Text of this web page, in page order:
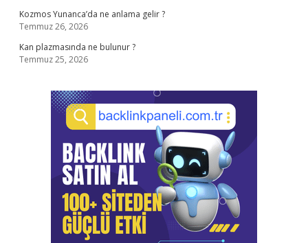
Kozmos Yunanca’da ne anlama gelir ?
Temmuz 26, 2026
Kan plazmasında ne bulunur ?
Temmuz 25, 2026